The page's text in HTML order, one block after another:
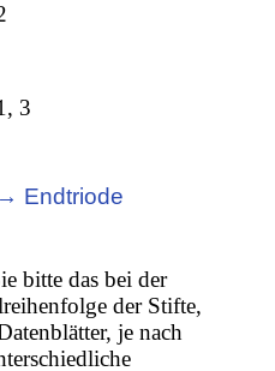
3
→ Endtriode
bitte das bei der
der Stifte,
je nach